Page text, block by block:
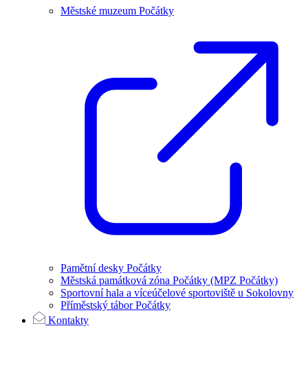
Městské muzeum Počátky
Pamětní desky Počátky
Městská památková zóna Počátky (MPZ Počátky)
Sportovní hala a víceúčelové sportoviště u Sokolovny
Příměstský tábor Počátky
Kontakty